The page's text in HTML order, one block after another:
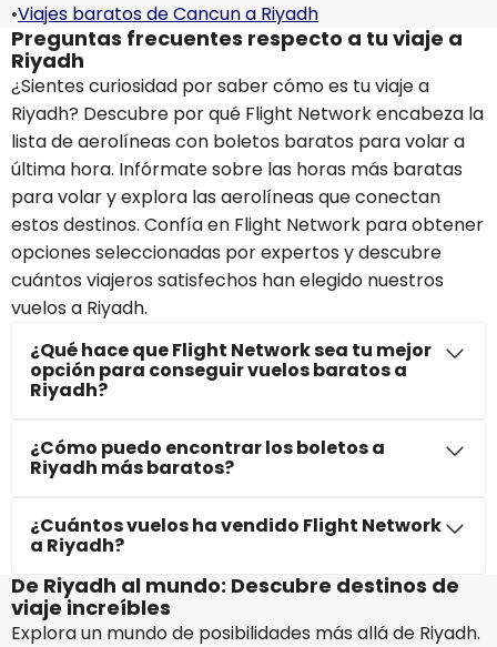
•Viajes baratos de Cancun a Riyadh
Preguntas frecuentes respecto a tu viaje a
Riyadh
¿Sientes curiosidad por saber cómo es tu viaje a
Riyadh? Descubre por qué Flight Network encabeza la
lista de aerolíneas con boletos baratos para volar a
última hora. Infórmate sobre las horas más baratas
para volar y explora las aerolíneas que conectan
estos destinos. Confía en Flight Network para obtener
opciones seleccionadas por expertos y descubre
cuántos viajeros satisfechos han elegido nuestros
vuelos a Riyadh.
¿Qué hace que Flight Network sea tu mejor
opción para conseguir vuelos baratos a
Riyadh?
¿Cómo puedo encontrar los boletos a
Riyadh más baratos?
¿Cuántos vuelos ha vendido Flight Network
a Riyadh?
De Riyadh al mundo: Descubre destinos de
viaje increíbles
Explora un mundo de posibilidades más allá de Riyadh.